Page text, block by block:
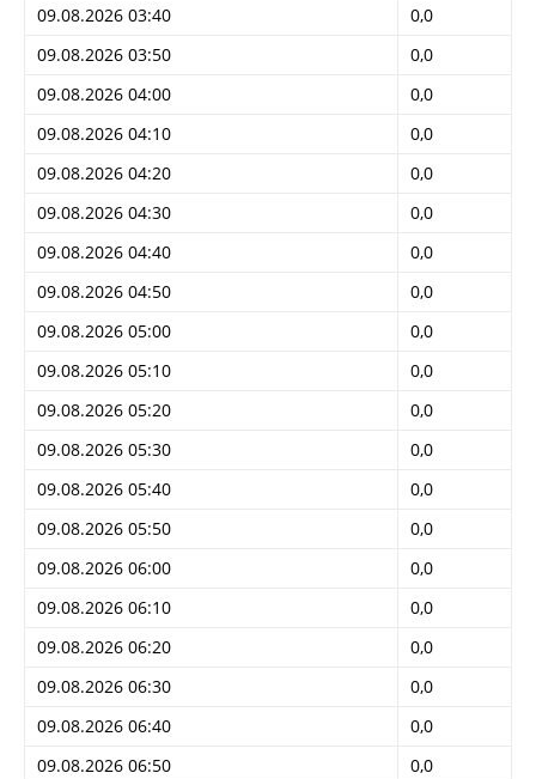
09.08.2026 03:40
0,0
09.08.2026 03:50
0,0
09.08.2026 04:00
0,0
09.08.2026 04:10
0,0
09.08.2026 04:20
0,0
09.08.2026 04:30
0,0
09.08.2026 04:40
0,0
09.08.2026 04:50
0,0
09.08.2026 05:00
0,0
09.08.2026 05:10
0,0
09.08.2026 05:20
0,0
09.08.2026 05:30
0,0
09.08.2026 05:40
0,0
09.08.2026 05:50
0,0
09.08.2026 06:00
0,0
09.08.2026 06:10
0,0
09.08.2026 06:20
0,0
09.08.2026 06:30
0,0
09.08.2026 06:40
0,0
09.08.2026 06:50
0,0